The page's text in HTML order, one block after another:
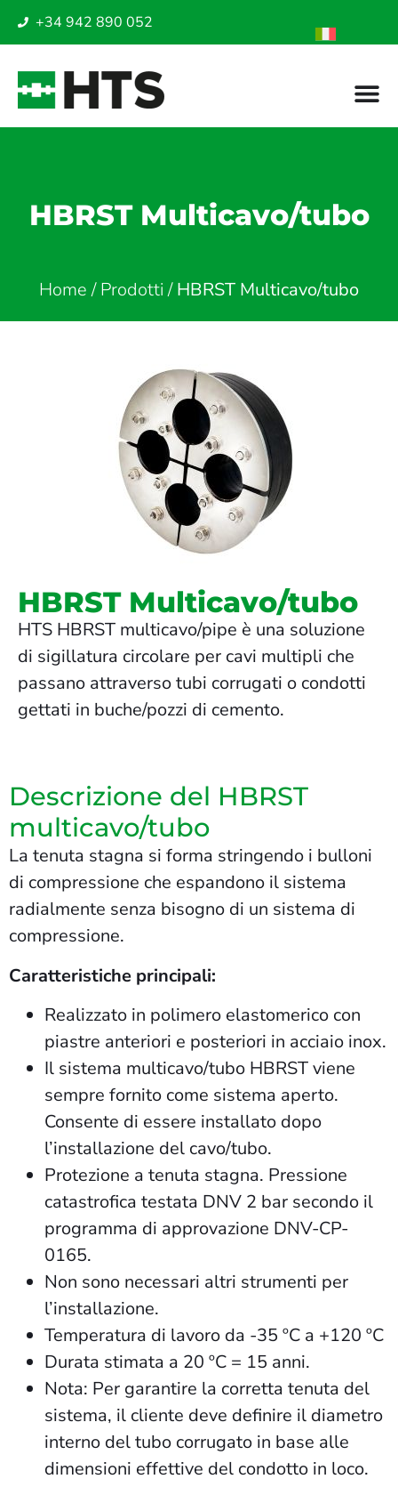
+34 942 890 052
HBRST Multicavo/tubo
Home/Prodotti/HBRST Multicavo/tubo
HBRST Multicavo/tubo
HTS HBRST multicavo/pipe è una soluzione
di sigillatura circolare per cavi multipli che
passano attraverso tubi corrugati o condotti
gettati in buche/pozzi di cemento.
Descrizione del HBRST
multicavo/tubo
La tenuta stagna si forma stringendo i bulloni
di compressione che espandono il sistema
radialmente senza bisogno di un sistema di
compressione.
Caratteristiche principali:
Realizzato in polimero elastomerico con
piastre anteriori e posteriori in acciaio inox.
Il sistema multicavo/tubo HBRST viene
sempre fornito come sistema aperto.
Consente di essere installato dopo
l’installazione del cavo/tubo.
Protezione a tenuta stagna. Pressione
catastrofica testata DNV 2 bar secondo il
programma di approvazione DNV-CP-
0165.
Non sono necessari altri strumenti per
l’installazione.
Temperatura di lavoro da -35 ºC a +120 ºC
Durata stimata a 20 ºC = 15 anni.
Nota: Per garantire la corretta tenuta del
sistema, il cliente deve definire il diametro
interno del tubo corrugato in base alle
dimensioni effettive del condotto in loco.